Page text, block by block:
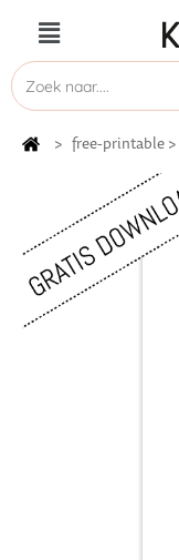
> free-printable >